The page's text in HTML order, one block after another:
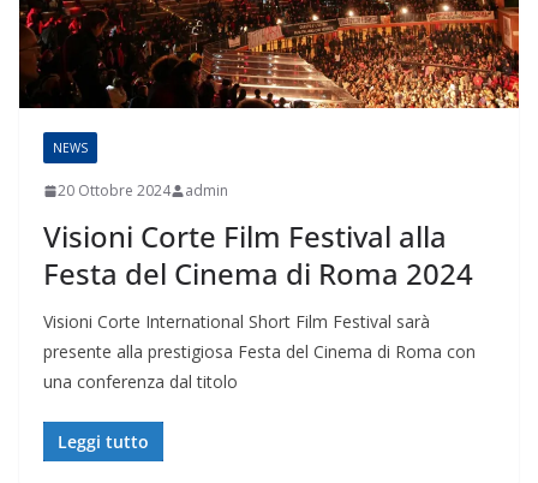
NEWS
20 Ottobre 2024 admin
Visioni Corte Film Festival alla
Festa del Cinema di Roma 2024
Visioni Corte International Short Film Festival sarà
presente alla prestigiosa Festa del Cinema di Roma con
una conferenza dal titolo
Leggi tutto